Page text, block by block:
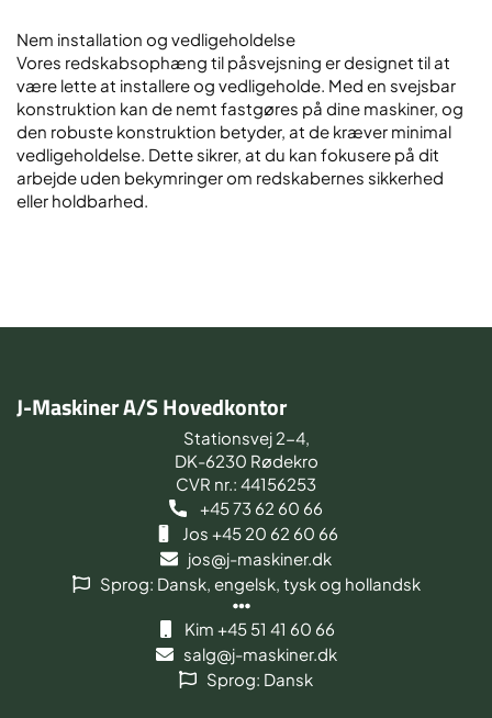
Nem installation og vedligeholdelse
Vores redskabsophæng til påsvejsning er designet til at
være lette at installere og vedligeholde. Med en svejsbar
konstruktion kan de nemt fastgøres på dine maskiner, og
den robuste konstruktion betyder, at de kræver minimal
vedligeholdelse. Dette sikrer, at du kan fokusere på dit
arbejde uden bekymringer om redskabernes sikkerhed
eller holdbarhed.
J-Maskiner A/S Hovedkontor
Stationsvej 2-4,
DK-6230 Rødekro
CVR nr.: 44156253
+45 73 62 60 66
Jos +45 20 62 60 66
jos@j-maskiner.dk
Sprog: Dansk, engelsk, tysk og hollandsk
Kim +45 51 41 60 66
salg@j-maskiner.dk
Sprog: Dansk